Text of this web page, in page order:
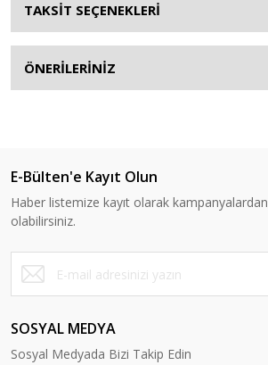
TAKSİT SEÇENEKLERİ
ÖNERİLERİNİZ
E-Bülten'e Kayıt Olun
Haber listemize kayıt olarak
olabilirsiniz.
SOSYAL MEDYA
Sosyal Medyada Bizi Takip Edin